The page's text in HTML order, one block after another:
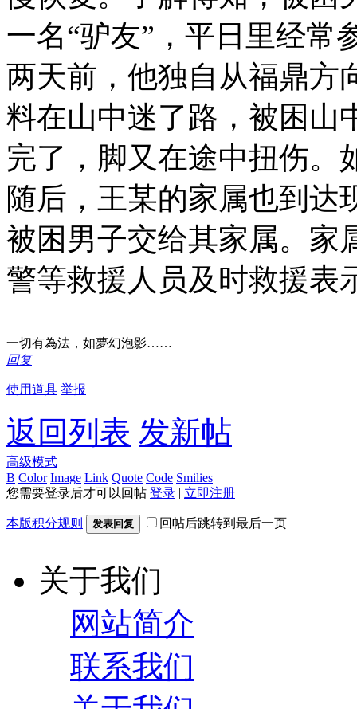
一名“驴友”，平日里经常
两天前，他独自从福鼎方
料在山中迷了路，被困山
完了，脚又在途中扭伤。
随后，王某的家属也到达
被困男子交给其家属。家
警等救援人员及时救援表
一切有為法，如夢幻泡影……
回复
使用道具 举报
返回列表 发新帖
高级模式
B Color Image Link Quote Code Smilies
您需要登录后才可以回帖 登录 | 立即注册
本版积分规则 发表回复 回帖后跳转到最后一页
关于我们
网站简介
联系我们